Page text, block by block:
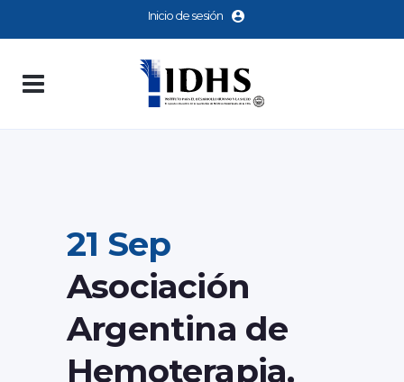
Inicio de sesión
21 Sep
Asociación
Argentina de
Hemoterapia,